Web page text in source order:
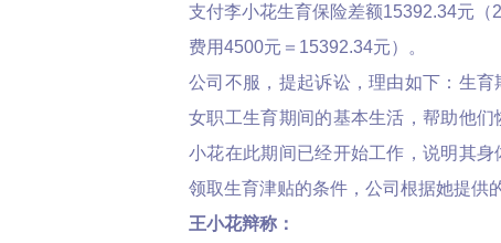
支付李小花生育保险差额15392.34元
费用4500元＝15392.34元）。
公司不服，提起诉讼，理由如下：生
女职工生育期间的基本生活，帮助他
小花在此期间已经开始工作，说明其
领取生育津贴的条件，公司根据她提供
王小花辩称：